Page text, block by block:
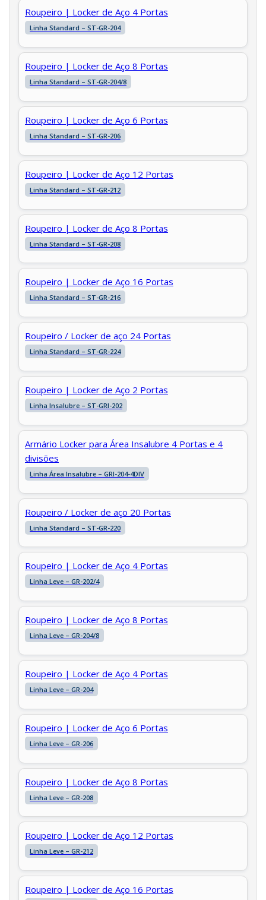
Roupeiro | Locker de Aço 4 Portas
Linha Standard – ST-GR-204
Roupeiro | Locker de Aço 8 Portas
Linha Standard – ST-GR-204/8
Roupeiro | Locker de Aço 6 Portas
Linha Standard – ST-GR-206
Roupeiro | Locker de Aço 12 Portas
Linha Standard – ST-GR-212
Roupeiro | Locker de Aço 8 Portas
Linha Standard – ST-GR-208
Roupeiro | Locker de Aço 16 Portas
Linha Standard – ST-GR-216
Roupeiro / Locker de aço 24 Portas
Linha Standard – ST-GR-224
Roupeiro | Locker de Aço 2 Portas
Linha Insalubre – ST-GRI-202
Armário Locker para Área Insalubre 4 Portas e 4
divisões
Linha Área Insalubre – GRI-204-4DIV
Roupeiro / Locker de aço 20 Portas
Linha Standard – ST-GR-220
Roupeiro | Locker de Aço 4 Portas
Linha Leve – GR-202/4
Roupeiro | Locker de Aço 8 Portas
Linha Leve – GR-204/8
Roupeiro | Locker de Aço 4 Portas
Linha Leve – GR-204
Roupeiro | Locker de Aço 6 Portas
Linha Leve – GR-206
Roupeiro | Locker de Aço 8 Portas
Linha Leve – GR-208
Roupeiro | Locker de Aço 12 Portas
Linha Leve – GR-212
Roupeiro | Locker de Aço 16 Portas